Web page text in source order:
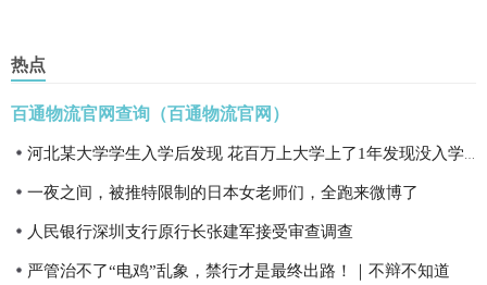
热点
百通物流官网查询（百通物流官网）
一夜之间，被推特限制的日本女老师们，全跑来微博了
人民银行深圳支行原行长张建军接受审查调查
严管治不了“电鸡”乱象，禁行才是最终出路！｜不辩不知道